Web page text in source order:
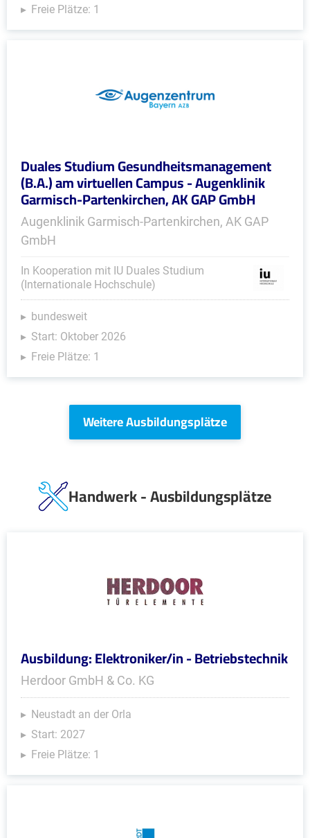
Freie Plätze: 1
Duales Studium Gesundheitsmanagement
(B.A.) am virtuellen Campus - Augenklinik
Garmisch-Partenkirchen, AK GAP GmbH
Augenklinik Garmisch-Partenkirchen, AK GAP
GmbH
In Kooperation mit IU Duales Studium
(Internationale Hochschule)
bundesweit
Start: Oktober 2026
Freie Plätze: 1
Weitere Ausbildungsplätze
Handwerk - Ausbildungsplätze
Ausbildung: Elektroniker/in - Betriebstechnik
Herdoor GmbH & Co. KG
Neustadt an der Orla
Start: 2027
Freie Plätze: 1